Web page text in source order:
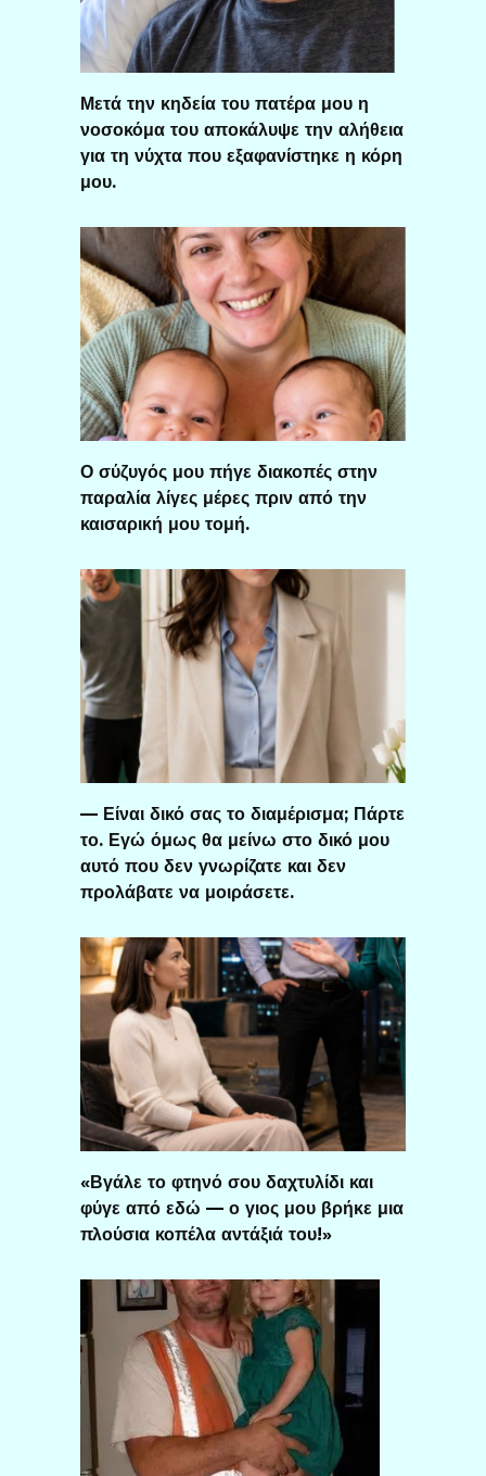
Μετά την κηδεία του πατέρα μου η
νοσοκόμα του αποκάλυψε την αλήθεια
για τη νύχτα που εξαφανίστηκε η κόρη
μου.
Ο σύζυγός μου πήγε διακοπές στην
παραλία λίγες μέρες πριν από την
καισαρική μου τομή.
— Είναι δικό σας το διαμέρισμα; Πάρτε
το. Εγώ όμως θα μείνω στο δικό μου
αυτό που δεν γνωρίζατε και δεν
προλάβατε να μοιράσετε.
«Βγάλε το φτηνό σου δαχτυλίδι και
φύγε από εδώ — ο γιος μου βρήκε μια
πλούσια κοπέλα αντάξιά του!»